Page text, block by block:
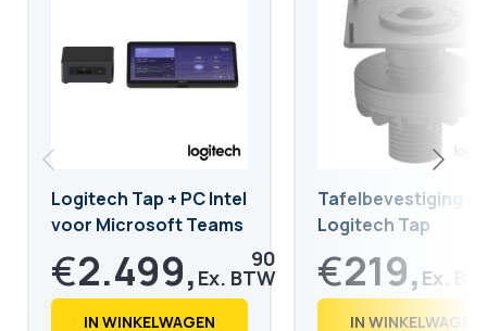
Logitech Tap + PC Intel
voor Microsoft Teams
Room
€2.499, 90
€ 3.024,
IN WINKELWAGEN
Tafelbevestiging
Logitech Tap
€219,
€ 266,
IN WINKELWAGEN